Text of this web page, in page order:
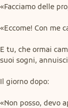
«Facciamo delle
«Eccome! Con me
E tu, che ormai
suoi sogni,
Il giorno dopo:
«Non posso, devo